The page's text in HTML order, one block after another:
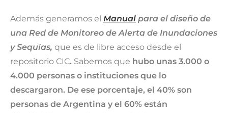
Además generamos el Manual para el diseño de
una Red de Monitoreo de Alerta de Inundaciones
y Sequías, que es de libre acceso desde el
repositorio CIC. Sabemos que hubo unas 3.000 o
4.000 personas o instituciones que lo
descargaron. De ese porcentaje, el 40% son
personas de Argentina y el 60% están